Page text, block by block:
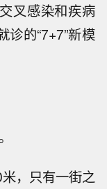
叉感染和疾病
的“7+7”新模
，只有一街之